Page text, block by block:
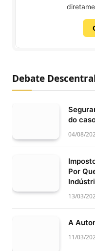
Debate
do
04/08/
Por
13/03/
A
11/03/